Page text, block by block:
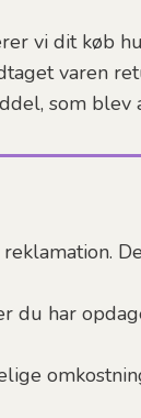
vi dit køb
varen
som
du har